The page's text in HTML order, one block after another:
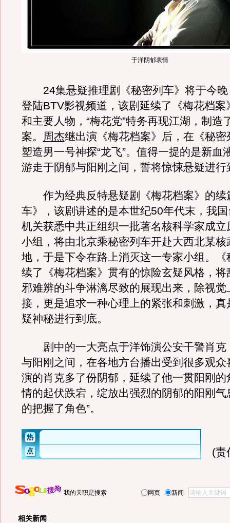
于洋阴郁表情
24集悬疑推理剧《秘密列车》将于今晚
登陆BTV影视频道，该剧延续了《梅花档案
和主要人物，“梅花党”特务再现江湖，制造
案。
周杰继出演《梅花档案》后，在《秘密
塑造男一号神探“龙飞”。值得一提的是新血
游走于阴郁与阳刚之间，誓将惊悚悬疑进行
作为经典反特悬疑剧《梅花档案》的续
车》，该剧讲述的是本世纪50年代末，我
机关获悉中共正组织一批著名核科学家成立
小组，将由北京乘秘密列车开赴大西北某核
地，于是下令在路上消灭这一专家小组。《
续了《梅花档案》贯有的惊险玄疑风格，将
邪难辨的斗争淋漓尽致的展现出来，除视觉
接，更是追求一种心理上的紧张和刺激，真
疑神秘进行到底。
剧中的一大亮点于洋饰演公安干警肖克
与阳刚之间，在各地方台播出受到很多观众
演的肖克多了份阴郁，延续了他一贯阳刚的
情的起伏跌宕，绽放出强烈的阴郁的阳刚气
的把握了角色”。
(责
我的天职是搜索 网页 新闻
相关新闻